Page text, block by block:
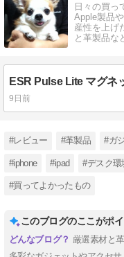
日々の買っ
Apple製品
産性を上げ
と革製品な
9日前
#レビュー #革製品 #ガ
#iphone #ipad #デスク環
#買ってよかったもの
このブログのここがポ
厳選素材と